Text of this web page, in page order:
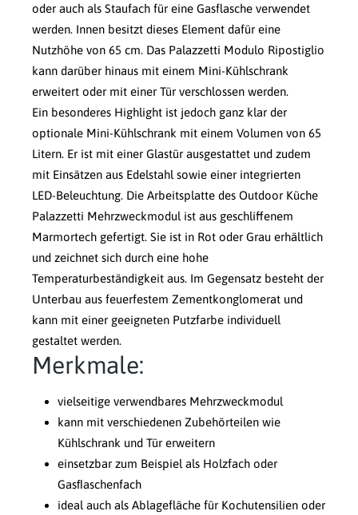
oder auch als Staufach für eine Gasflasche verwendet
werden. Innen besitzt dieses Element dafür eine
Nutzhöhe von 65 cm. Das Palazzetti Modulo Ripostiglio
kann darüber hinaus mit einem Mini-Kühlschrank
erweitert oder mit einer Tür verschlossen werden.
Ein besonderes Highlight ist jedoch ganz klar der
optionale Mini-Kühlschrank mit einem Volumen von 65
Litern. Er ist mit einer Glastür ausgestattet und zudem
mit Einsätzen aus Edelstahl sowie einer integrierten
LED-Beleuchtung. Die Arbeitsplatte des Outdoor Küche
Palazzetti Mehrzweckmodul ist aus geschliffenem
Marmortech gefertigt. Sie ist in Rot oder Grau erhältlich
und zeichnet sich durch eine hohe
Temperaturbeständigkeit aus. Im Gegensatz besteht der
Unterbau aus feuerfestem Zementkonglomerat und
kann mit einer geeigneten Putzfarbe individuell
gestaltet werden.
Merkmale:
vielseitige verwendbares Mehrzweckmodul
kann mit verschiedenen Zubehörteilen wie
Kühlschrank und Tür erweitern
einsetzbar zum Beispiel als Holzfach oder
Gasﬂaschenfach
ideal auch als Ablagefläche für Kochutensilien oder